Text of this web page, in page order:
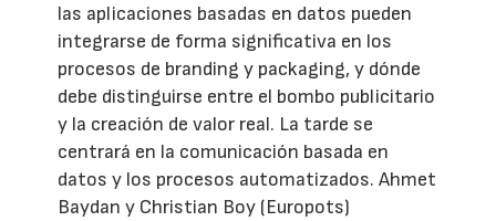
las aplicaciones basadas en datos pueden
integrarse de forma significativa en los
procesos de branding y packaging, y dónde
debe distinguirse entre el bombo publicitario
y la creación de valor real. La tarde se
centrará en la comunicación basada en
datos y los procesos automatizados. Ahmet
Baydan y Christian Boy (Europots)